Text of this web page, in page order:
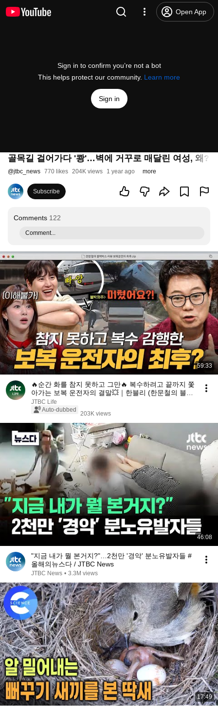
Open App
Sign in to confirm you’re not a bot
This helps protect our community. Learn more
Sign in
골목길 걸어가다 '쾅'…벽에 거꾸로 매달린 여성, 왜? /
@jtbc_news 770 likes 204K views 1 year ago more
Subscribe
Comments 122
Comment...
59:33
🔥순간 화를 참지 못하고 그만🔥 복수하려고 끝까지 쫓
아가는 보복 운전자의 결말💥｜한블리 (한문철의 블랙
박스 리뷰)｜JTBC 260204 방송 외
JTBC Life
Auto-dubbed
203K views
46:08
"지금 내가 뭘 본거지?"…2천만 '경악' 분노유발자들 #
올해의뉴스다 / JTBC News
JTBC News • 3.3M views
17:49